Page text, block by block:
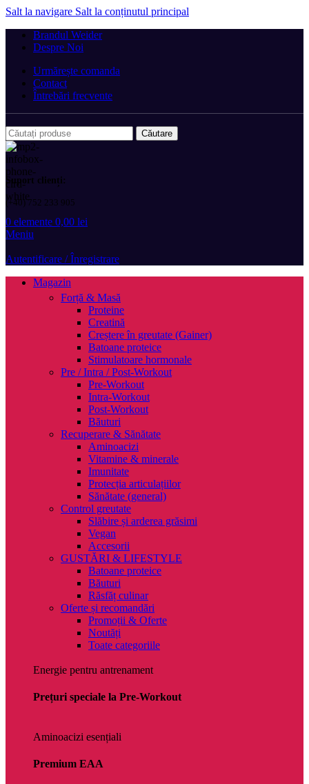
Salt la navigare Salt la conținutul principal
Brandul Weider
Despre Noi
Urmărește comanda
Contact
Întrebări frecvente
Căutare
Suport clienți:
(+40) 752 233 905
0 elemente 0,00 lei
Meniu
Autentificare / Înregistrare
Magazin
Forță & Masă
Proteine
Creatină
Creștere în greutate (Gainer)
Batoane proteice
Stimulatoare hormonale
Pre / Intra / Post-Workout
Pre-Workout
Intra-Workout
Post-Workout
Băuturi
Recuperare & Sănătate
Aminoacizi
Vitamine & minerale
Imunitate
Protecția articulațiilor
Sănătate (general)
Control greutate
Slăbire și arderea grăsimi
Vegan
Accesorii
GUSTĂRI & LIFESTYLE
Batoane proteice
Băuturi
Răsfăț culinar
Oferte și recomandări
Promoții & Oferte
Noutăți
Toate categoriile
Energie pentru antrenament
Prețuri speciale la Pre-Workout
Aminoacizi esențiali
Premium EAA